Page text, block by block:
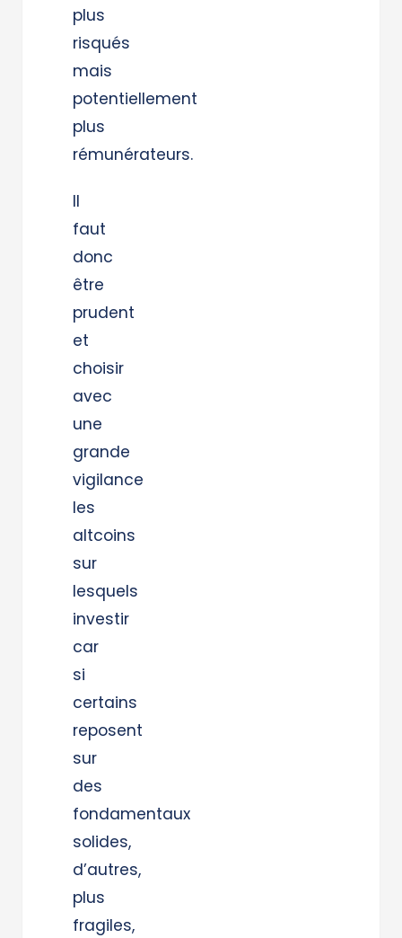
plus
risqués
mais
potentiellement
plus
rémunérateurs.
Il
faut
donc
être
prudent
et
choisir
avec
une
grande
vigilance
les
altcoins
sur
lesquels
investir
car
si
certains
reposent
sur
des
fondamentaux
solides,
d’autres,
plus
fragiles,